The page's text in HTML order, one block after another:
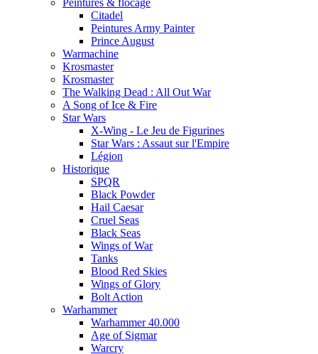
Peintures & flocage
Citadel
Peintures Army Painter
Prince August
Warmachine
Krosmaster
Krosmaster
The Walking Dead : All Out War
A Song of Ice & Fire
Star Wars
X-Wing - Le Jeu de Figurines
Star Wars : Assaut sur l'Empire
Légion
Historique
SPQR
Black Powder
Hail Caesar
Cruel Seas
Black Seas
Wings of War
Tanks
Blood Red Skies
Wings of Glory
Bolt Action
Warhammer
Warhammer 40.000
Age of Sigmar
Warcry